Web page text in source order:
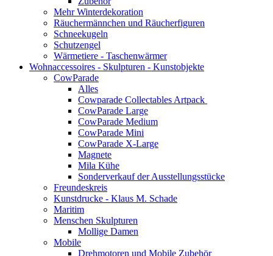
Mehr Winterdekoration
Räuchermännchen und Räucherfiguren
Schneekugeln
Schutzengel
Wärmetiere - Taschenwärmer
Wohnaccessoires - Skulpturen - Kunstobjekte
CowParade
Alles
Cowparade Collectables Artpack
CowParade Large
CowParade Medium
CowParade Mini
CowParade X-Large
Magnete
Mila Kühe
Sonderverkauf der Ausstellungsstücke
Freundeskreis
Kunstdrucke - Klaus M. Schade
Maritim
Menschen Skulpturen
Mollige Damen
Mobile
Drehmotoren und Mobile Zubehör